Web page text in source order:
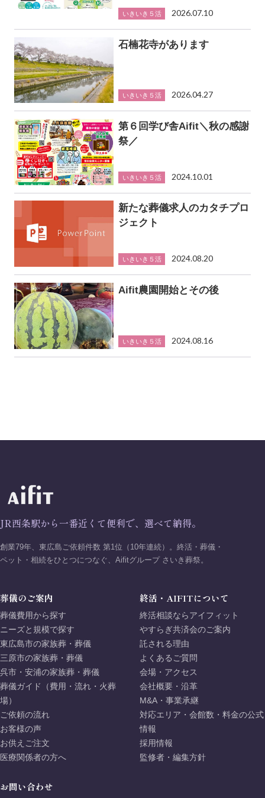
いきいき５活 2026.07.10
石楠花寺があります
いきいき５活 2026.04.27
第６回学び舎Aifit＼秋の感謝
祭／
いきいき５活 2024.10.01
新たな葬儀求人のカタチプロ
ジェクト
いきいき５活 2024.08.20
Aifit農園開始とその後
いきいき５活 2024.08.16
JR西条駅から一番近くて便利で、選べて納得。
創業79年、東広島ご依頼件数 第1位（10年連続）。終活・葬儀・
ペット・相続をひとつにつなぐ、Aifitグループ さいき葬祭。
葬儀のご案内
葬儀費用から探す
ニーズと規模で探す
東広島市の家族葬・葬儀
三原市の家族葬・葬儀
呉市・安浦の家族葬・葬儀
葬儀ガイド（費用・流れ・火葬
場）
ご依頼の流れ
お客様の声
お供えご注文
医療関係者の方へ
終活・AIFITについて
終活相談ならアイフィット
やすらぎ共済会のご案内
託される理由
よくあるご質問
会場・アクセス
会社概要・沿革
M&A・事業承継
対応エリア・会館数・料金の公式
情報
採用情報
監修者・編集方針
お問い合わせ